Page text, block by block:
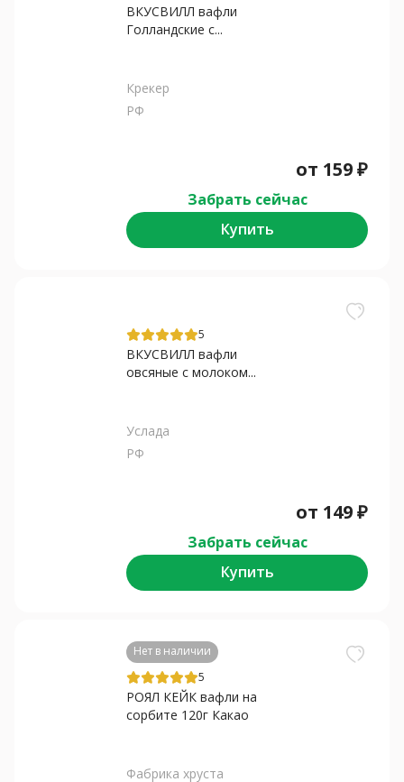
ВКУСВИЛЛ вафли
Голландские с...
Крекер
РФ
от 159₽
Забрать сейчас
Купить
5
ВКУСВИЛЛ вафли
овсяные с молоком...
Услада
РФ
от 149₽
Забрать сейчас
Купить
Нет в наличии
5
РОЯЛ КЕЙК вафли на
сорбите 120г Какао
Фабрика хруста